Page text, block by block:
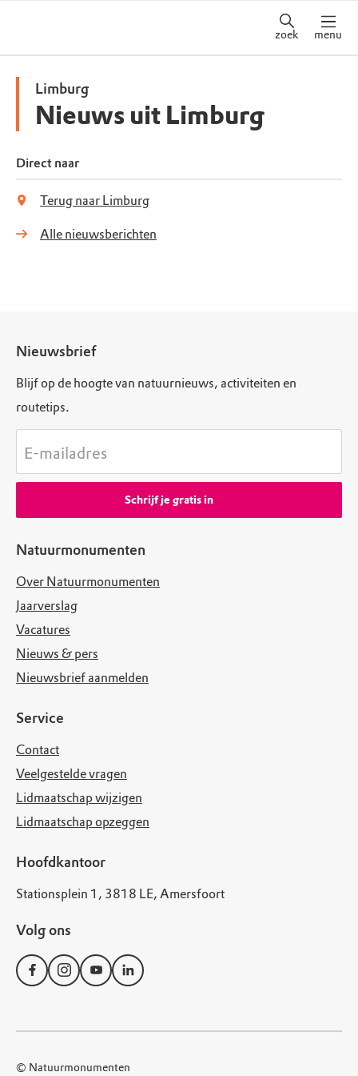
zoek menu
Limburg
Nieuws uit Limburg
Direct naar
Terug naar Limburg
Alle nieuwsberichten
Natuurmonumenten
Over Natuurmonumenten
Jaarverslag
Vacatures
Nieuws & pers
Nieuwsbrief aanmelden
Service
Contact
Veelgestelde vragen
Lidmaatschap wijzigen
Lidmaatschap opzeggen
Hoofdkantoor
Stationsplein 1, 3818 LE, Amersfoort
Volg ons
Nieuwsbrief
Blijf op de hoogte van natuurnieuws, activiteiten en
routetips.
E-mailadres
Schrijf je gratis in
© Natuurmonumenten